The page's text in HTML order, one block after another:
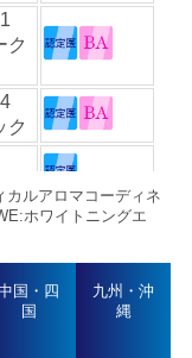
ク
ク
リ
ルアロマコーディネ
ホワイトニングエ
国・四
国
九州・沖
縄